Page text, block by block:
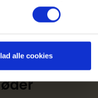
alle cookies